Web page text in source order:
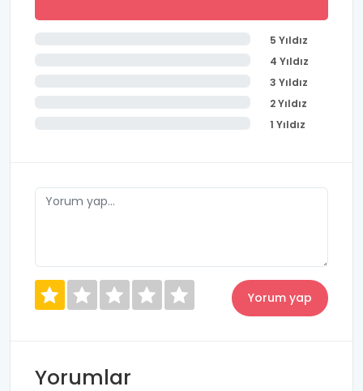
5 Yıldız
4 Yıldız
3 Yıldız
2 Yıldız
1 Yıldız
Yorumlar